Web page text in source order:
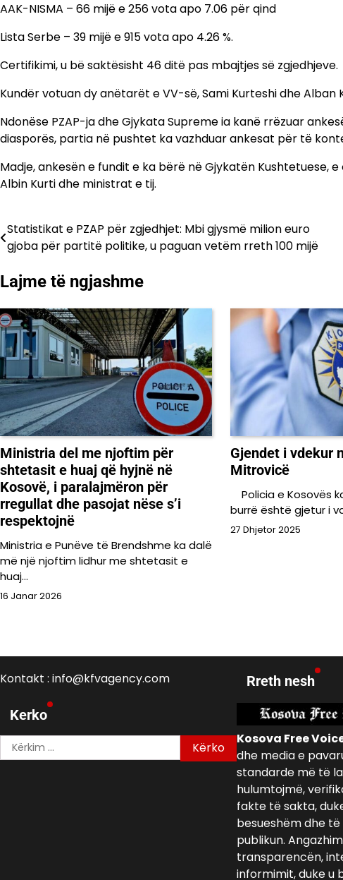
AAK-NISMA – 66 mijë e 256 vota apo 7.06 për qind
Lista Serbe – 39 mijë e 915 vota apo 4.26 %.
Certifikimi, u bë saktësisht 46 ditë pas mbajtjes së zgjedhjeve.
Kundër votuan dy anëtarët e VV-së, Sami Kurteshi dhe Alban
Ndonëse PZAP-ja dhe Gjykata Supreme ia kanë rrëzuar
diasporës, partia në pushtet ka vazhduar ankesat për të
Madje, ankesën e fundit e ka bërë në Gjykatën
Albin Kurti dhe ministrat e tij.
Lëvizje
te
postimet
Statistikat e PZAP për zgjedhjet: Mbi gjysmë milion euro
gjoba për partitë politike, u paguan vetëm rreth 100 mijë
Lajme të ngjashme
Ministria del me njoftim për
shtetasit e huaj që hyjnë në
Kosovë, i paralajmëron për
rregullat dhe pasojat nëse s’i
respektojnë
Ministria e Punëve të Brendshme ka dalë
më një njoftim lidhur me shtetasit e
huaj…
16 Janar 2026
Gjendet i vdekur
Mitrovicë
Policia e Kosovës
burrë është gjetur i
27 Dhjetor 2025
Kontakt : info@kfvagency.com
Kerko
Kërko
për:
Rreth nesh
Kosova Free
dhe media e
standarde më të
hulumtojmë,
fakte të sakta,
besueshëm dhe
publikun.
transparencën,
informimit, duke u